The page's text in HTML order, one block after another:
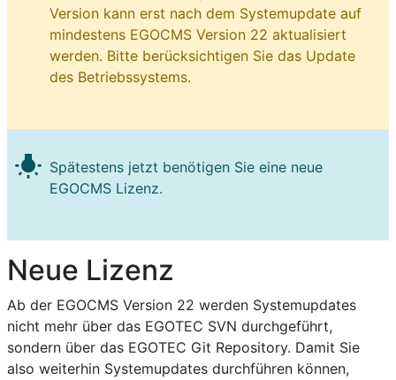
Version kann erst nach dem Systemupdate auf
mindestens EGOCMS Version 22 aktualisiert
werden. Bitte berücksichtigen Sie das Update
des Betriebssystems.
wb_incandescent Spätestens jetzt benötigen Sie eine neue
EGOCMS Lizenz.
Neue Lizenz
Ab der EGOCMS Version 22 werden Systemupdates
nicht mehr über das EGOTEC SVN durchgeführt,
sondern über das EGOTEC Git Repository. Damit Sie
also weiterhin Systemupdates durchführen können,